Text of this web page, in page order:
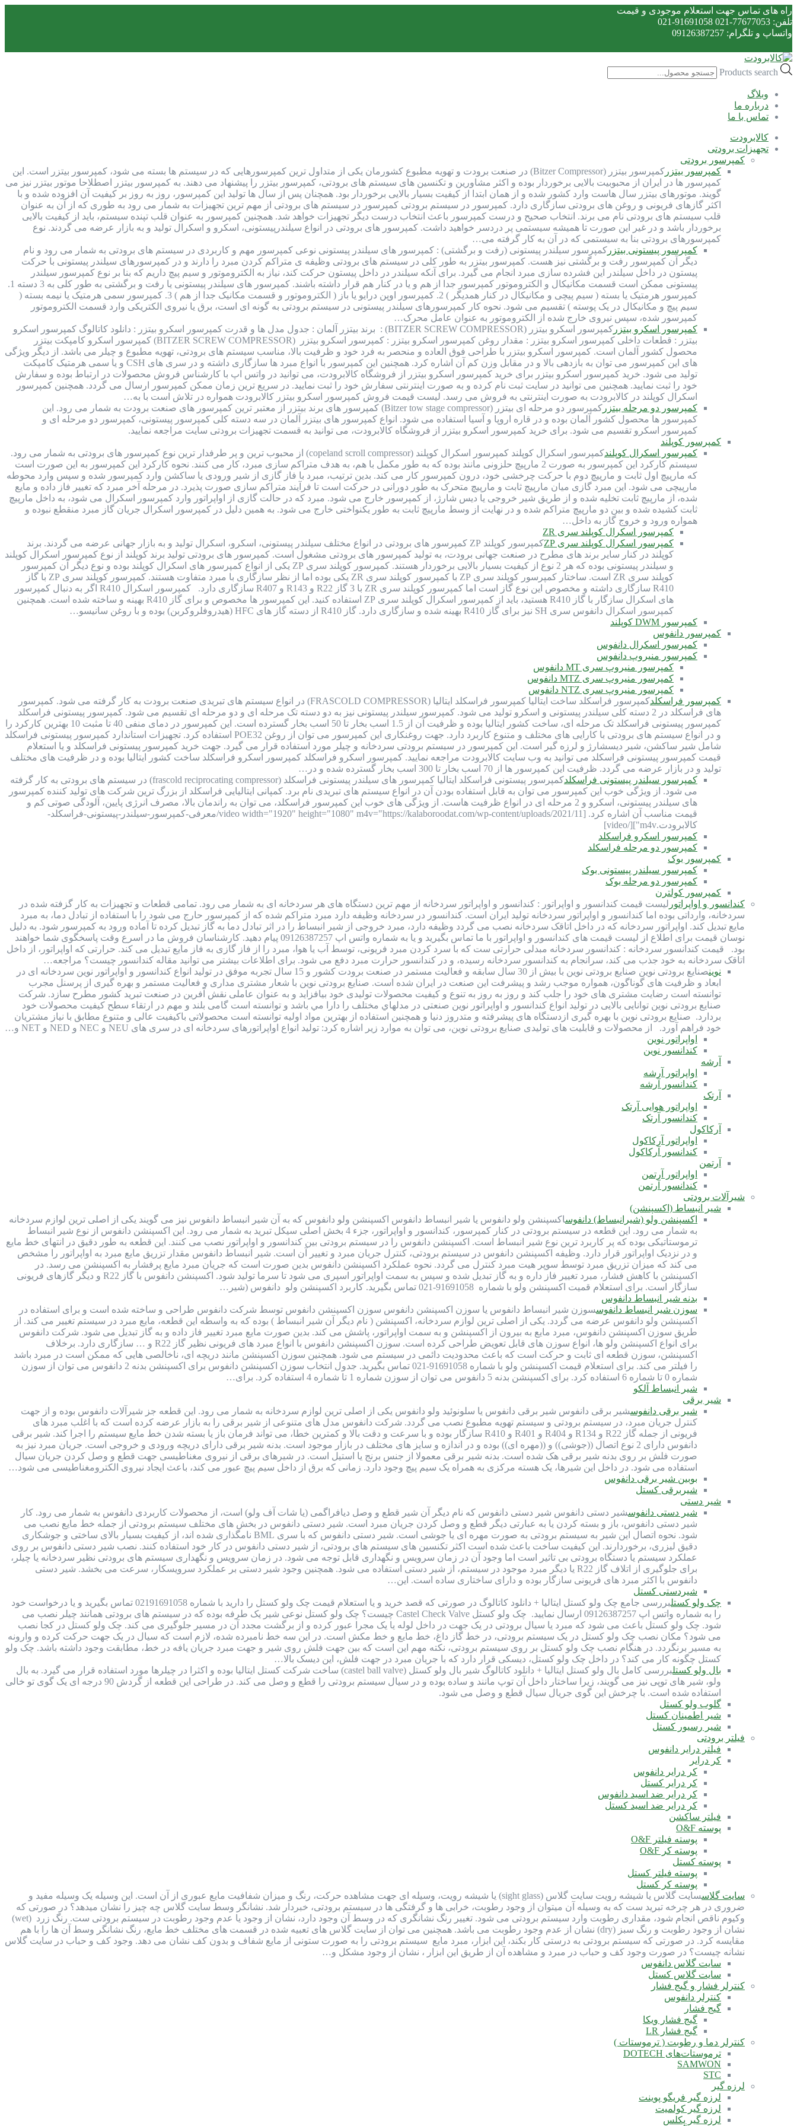
راه های تماس جهت استعلام موجودی و قیمت
تلفن: 77677053-021 91691058-021
واتساپ و تلگرام: 09126387257
Products search
وبلاگ
درباره ما
تماس با ما
کالابرودت
تجهیزات برودتی
کمپرسور برودتی
کمپرسور بیتزر
کمپرسور بیتزر (Bitzer Compressor) در صنعت برودت و تهویه مطبوع کشورمان یکی از متداول ترین کمپرسورهایی که در سیستم ها بسته می شود، کمپرسور بیتزر است. این
کمپرسور ها در ایران از محبوبیت بالایی برخوردار بوده و اکثر مشاورین و تکنسین های سیستم های برودتی، کمپرسور بیتزر را پیشنهاد می دهند. به کمپرسور بیتزر اصطلاحا موتور بیتزر نیز می
گویند. موتورهای بیتزر سال هاست وارد کشور شده و از همان ابتدا از کیفیت بسیار بالایی برخوردار بود. همچنان پس از سال ها تولید این کمپرسور، روز به روز بر کیفیت آن افزوده شده و با
اکثر گازهای فریونی و روغن های برودتی سازگاری دارد. کمپرسور در سیستم برودتی کمپرسور در سیستم های برودتی از مهم ترین تجهیزات به شمار می رود به طوری که از آن به عنوان
قلب سیستم های برودتی نام می برند. انتخاب صحیح و درست کمپرسور باعث انتخاب درست دیگر تجهیزات خواهد شد. همچنین کمپرسور به عنوان قلب تپنده سیستم، باید از کیفیت بالایی
برخوردار باشد و در غیر این صورت تا همیشه سیستمی پر دردسر خواهید داشت. کمپرسور های برودتی در انواع سیلندرپیستونی، اسکرو و اسکرال تولید و به بازار عرضه می گردند. نوع
کمپرسورهای برودتی بنا به سیستمی که در آن به کار گرفته می…
کمپرسور پیستونی بیتزر کمپرسور سیلندر پیستونی (رفت و برگشتی) : کمپرسور های سیلندر پیستونی نوعی کمپرسور مهم و کاربردی در سیستم های برودتی به شمار می رود و نام
دیگر آن کمپرسور رفت و برگشتی نیز هست. کمپرسور بیتزر به طور کلی در سیستم های برودتی وظیفه ی متراکم کردن مبرد را دارند و در کمپرسورهای سیلندر پیستونی با حرکت
پیستون در داخل سیلندر این فشرده سازی مبرد انجام می گیرد. برای آنکه سیلندر در داخل پیستون حرکت کند، نیاز به الکتروموتور و سیم پیچ داریم که بنا بر نوع کمپرسور سیلندر
پیستونی ممکن است قسمت مکانیکال و الکتروموتور کمپرسور جدا از هم و یا در کنار هم قرار داشته باشند. کمپرسور های سیلندر پیستونی یا رفت و برگشتی به طور کلی به 3 دسته 1.
کمپرسور هرمتیک یا بسته ( سیم پیچی و مکانیکال در کنار همدیگر ) 2. کمپرسور اوپن درایو یا باز ( الکتروموتور و قسمت مکانیک جدا از هم ) 3. کمپرسور سمی هرمتیک یا نیمه بسته (
سیم پیچ و مکانیکال در یک پوسته ) تقسیم می شود. نحوه کار کمپرسورهای سیلندر پیستونی در سیستم برودتی به گونه ای است، برق یا نیروی الکتریکی وارد قسمت الکتروموتور
کمپرسور شده، سپس نیروی خارج شده از الکتروموتور به عنوان عامل محرک…
کمپرسور اسکرو بیتزر
کمپرسور اسکرو بیتزر (BITZER SCREW COMPRESSOR) : برند بیتزر آلمان : جدول مدل ها و قدرت کمپرسور اسکرو بیتزر : دانلود کاتالوگ کمپرسور اسکرو
بیتزر : قطعات داخلی کمپرسور اسکرو بیتزر : مقدار روغن کمپرسور اسکرو بیتزر : کمپرسور اسکرو بیتزر (BITZER SCREW COMPRESSOR) کمپرسور اسکرو کامپکت بیتزر
محصول کشور آلمان است. کمپرسور اسکرو بیتزر با طراحی فوق العاده و منحصر به فرد خود و ظرفیت بالا، مناسب سیستم های برودتی، تهویه مطبوع و چیلر می باشد. از دیگر ویژگی
های این کمپرسور می توان به بازدهی بالا و در مقابل وزن کم آن اشاره کرد. همچنین این کمپرسور با انواع مبرد ها سازگاری داشته و در سری های CSH و یا سمی هرمتیک کامپکت
تولید می شود. خرید کمپرسور اسکرو بیتزر برای خرید کمپرسور اسکرو بیتزر از فروشگاه کالابرودت، می توانید در واتس اپ با کارشناس فروش محصولات در ارتباط بوده و سفارش
خود را ثبت نمایید. همچنین می توانید در سایت ثبت نام کرده و به صورت اینترنتی سفارش خود را ثبت نمایید. در سریع ترین زمان ممکن کمپرسور ارسال می گردد. همچنین کمپرسور
اسکرال کوپلند در کالابرودت به صورت اینترنتی به فروش می رسد. لیست قیمت فروش کمپرسور اسکرو بیتزر کالابرودت همواره در تلاش است با به…
کمپرسور دو مرحله بیتزر
کمپرسور دو مرحله ای بیتزر (Bitzer tow stage compressor) کمپرسور های برند بیتزر از معتبر ترین کمپرسور های صنعت برودت به شمار می رود. این
کمپرسور ها محصول کشور آلمان بوده و در قاره اروپا و آسیا استفاده می شود. انواع کمپرسور های بیتزر آلمان در سه دسته کلی کمپرسور پیستونی، کمپرسور دو مرحله ای و
کمپرسور اسکرو تقسیم می شود. برای خرید کمپرسور اسکرو بیتزر از فروشگاه کالابرودت، می توانید به قسمت تجهیزات برودتی سایت مراجعه نمایید.
کمپرسور کوپلند
کمپرسور اسکرال کوپلند
کمپرسور اسکرال کوپلند کمپرسور اسکرال کوپلند (copeland scroll compressor) از محبوب ترین و پر طرفدار ترین نوع کمپرسور های برودتی به شمار می رود.
سیستم کارکرد این کمپرسور به صورت 2 مارپیچ حلزونی مانند بوده که به طور مکمل با هم، به هدف متراکم سازی مبرد، کار می کنند. نحوه کارکرد این کمپرسور به این صورت است
که مارپیچ اول ثابت و مارپیچ دوم با حرکت چرخشی خود، درون کمپرسور کار می کند. بدین ترتیب، مبرد با فاز گازی از شیر ورودی یا ساکشن وارد کمپرسور شده و سپس وارد محوطه
مارپیچی می شود. این مبرد گازی میان مارپیچ ثابت و مارپیچ متحرک به طور دورانی در حرکت است تا فرآیند متراکم سازی صورت پذیرد. در مرحله آخر مبرد که تغییر فاز داده و مایع
شده، از مارپیچ ثابت تخلیه شده و از طریق شیر خروجی یا دیس شارژ، از کمپرسور خارج می شود. مبرد که در حالت گازی از اواپراتور وارد کمپرسور اسکرال می شود، به داخل مارپیچ
ثابت کشیده شده و بین دو مارپیچ متراکم شده و در نهایت از وسط مارپیچ ثابت به طور یکنواختی خارج می شود. به همین دلیل در کمپرسور اسکرال جریان گاز مبرد منقطع نبوده و
همواره ورود و خروج گاز به داخل…
کمپرسور اسکرال کوپلند سری ZR
کمپرسور اسکرال کوپلند سری ZP
کمپرسور کوپلند ZP کمپرسور های برودتی در انواع مختلف سیلندر پیستونی، اسکرو، اسکرال تولید و به بازار جهانی عرضه می گردند. برند
کوپلند در کنار سایر برند های مطرح در صنعت جهانی برودت، به تولید کمپرسور های برودتی مشغول است. کمپرسور های برودتی تولید برند کوپلند از نوع کمپرسور اسکرال کوپلند
و سیلندر پیستونی بوده که هر 2 نوع از کیفیت بسیار بالایی برخوردار هستند. کمپرسور کوپلند سری ZP یکی از انواع کمپرسور های اسکرال کوپلند بوده و نوع دیگر آن کمپرسور
کوپلند سری ZR است. ساختار کمپرسور کوپلند سری ZP با کمپرسور کوپلند سری ZR یکی بوده اما از نظر سازگاری با مبرد متفاوت هستند. کمپرسور کوپلند سری ZP با گاز
R410 سازگاری داشته و مخصوص این نوع گاز است اما کمپرسور کوپلند سری ZR با 3 گاز R22 و R143 و R407 سازگاری دارد. کمپرسور اسکرال R410 اگر به دنبال کمپرسور
های اسکرال سازگار با گاز R410 هستید، باید از کمپرسور اسکرال کوپلند سری ZP استفاده کنید. این کمپرسور ها مخصوص و برای گاز R410 بهینه و ساخته شده است. همچنین
کمپرسور اسکرال دانفوس سری SH نیز برای گاز R410 بهینه شده و سازگاری دارد. گاز R410 از دسته گاز های HFC (هیدروفلروکربن) بوده و با روغن سانیسو…
کمپرسور DWM کوپلند
کمپرسور دانفوس
کمپرسور اسکرال دانفوس
کمپرسور منیروپ دانفوس
کمپرسور منیروپ سری MT دانفوس
کمپرسور منیروپ سری MTZ دانفوس
کمپرسور منیروپ سری NTZ دانفوس
کمپرسور فراسکلد
کمپرسور فراسکلد ساخت ایتالیا کمپرسور فراسکلد ایتالیا (FRASCOLD COMPRESSOR) در انواع سیستم های تبریدی صنعت برودت به کار گرفته می شود. کمپرسور
های فراسکلد در 2 دسته کلی سیلندر پیستونی و اسکرو تولید می شود. کمپرسور سیلندر پیستونی نیز به دو دسته تک مرحله ای و دو مرحله ای تقسیم می شود. کمپرسور پیستونی فراسکلد
کمپرسور پیستونی فراسکلد تک مرحله ای، ساخت کشور ایتالیا بوده و ظرفیت آن از 1.5 اسب بخار تا 50 اسب بخار گسترده است. این کمپرسور در دمای منفی 40 تا مثبت 10 بهترین کارکرد را
و در انواع سیستم های برودتی با کارایی های مختلف و متنوع کاربرد دارد. جهت روغنکاری این کمپرسور می توان از روغن POE32 استفاده کرد. تجهیزات استاندارد کمپرسور پیستونی فراسکلد
شامل شیر ساکشن، شیر دیسشارژ و لرزه گیر است. این کمپرسور در سیستم برودتی سردخانه و چیلر مورد استفاده قرار می گیرد. جهت خرید کمپرسور پیستونی فراسکلد و یا استعلام
قیمت کمپرسور پیستونی فراسکلد می توانید به وب سایت کالابرودت مراجعه نمایید. کمپرسور اسکرو فراسکلد کمپرسور اسکرو فراسکلد ساخت کشور ایتالیا بوده و در ظرفیت های مختلف
تولید و در بازار عرضه می گردد. ظرفیت این کمپرسور ها از 70 اسب بخار تا 300 اسب بخار گسترده شده و در…
کمپرسور سیلندر پیستونی فراسکلد
کمپرسور پیستونی فراسکلد ایتالیا کمپرسور های سیلندر پیستونی فراسکلد (frascold reciprocating compressor) در سیستم های برودتی به کار گرفته
می شود. از ویژگی خوب این کمپرسور می توان به قابل استفاده بودن آن در انواع سیستم های تبریدی نام برد. کمپانی ایتالیایی فراسکلد از بزرگ ترین شرکت های تولید کننده کمپرسور
های سیلندر پیستونی، اسکرو و 2 مرحله ای در انواع ظرفیت هاست. از ویژگی های خوب این کمپرسور فراسکلد، می توان به راندمان بالا، مصرف انرژی پایین، آلودگی صوتی کم و
قیمت مناسب آن اشاره کرد. [video width="1920" height="1080" m4v="https://kalaboroodat.com/wp-content/uploads/2021/11/معرفی-کمپرسور-سیلندر-پیستونی-فراسکلد-
کالابرودت.m4v"][/video]
کمپرسور اسکرو فراسکلد
کمپرسور دو مرحله فراسکلد
کمپرسور بوک
کمپرسور سیلندر پیستونی بوک
کمپرسور دو مرحله بوک
کمپرسور کولترن
کندانسور و اواپراتور لیست قیمت کندانسور و اواپراتور : کندانسور و اواپراتور سردخانه از مهم ترین دستگاه های هر سردخانه ای به شمار می رود. تمامی قطعات و تجهیزات به کار گزفته شده در
سردخانه، وارداتی بوده اما کندانسور و اواپراتور سردخانه تولید ایران است. کندانسور در سردخانه وظیفه دارد مبرد متراکم شده که از کمپرسور حارج می شود را با استفاده از تبادل دما، به مبرد
مایع تبدیل کند. اواپراتور سردخانه که در داخل اتاقک سردخانه نصب می گردد وظیفه دارد، مبرد خروجی از شیر انبساط را در اثر تبادل دما به گاز تبدیل کرده تا آماده ورود به کمپرسور شود. به دلیل
نوسان قیمت برای اطلاع از لیست قیمت های کندانسور و اواپراتور با ما تماس بگیرید و یا به شماره واتس اپ 09126387257 پیام دهید. کارشناسان فروش ما در اسرع وقت پاسخگوی شما خواهند
بود. قیمت کندانسور سردخانه : کندانسور سردخانه مبدلی حرارتی ست که با سرد کردن مبرد فریونی، توسط آب یا هوا، مبرد را از فاز گازی به فاز مایع تبدیل می کند. حرارتی که اواپراتور، از داخل
اتاقک سردخانه به خود جذب می کند، سرانجام به کندانسور سردخانه رسیده، و در کندانسور حرارت مبرد دفع می شود. برای اطلاعات بیشتر می توانید مقاله کندانسور چیست؟ مراجعه…
نوین
صنایع برودتی نوین صنایع برودتی نوین با بیش از 30 سال سابقه و فعالیت مستمر در صنعت برودت کشور و 15 سال تجربه موفق در تولید انواع کندانسور و اواپراتور نوین سردخانه ای در
ابعاد و ظرفیت های گوناگون، همواره موجب رشد و پیشرفت این صنعت در ایران شده است. صنایع برودتی نوین با شعار مشتری مداری و فعالیت مستمر و بهره گیری از پرسنل مجرب
توانسته است رضایت مشتری های خود را جلب کند و روز به روز به تنوع و کیفیت محصولات تولیدی خود بیافزاید و به عنوان عاملی نقش آفرین در صنعت تبرید کشور مطرح سازد. شرکت
صنايع برودتی نوين توانايی بالایی در توليد انواع کندانسور و اواپراتور نوین صنعتی در مدلهاي مختلف را دارا مي باشد و توانسته است گامی بلند و مهم در ارتقاء سطح کيفيت محصولات خود
بردارد. صنایع برودتی نوین با بهره گيری ازدستگاه های پيشرفته و متدروز دنيا و همچنين استفاده از بهترين مواد اوليه توانسته است محصولاتی باکيفيت عالی و متنوع مطابق با نياز مشتريان
خود فراهم آورد. از محصولات و قابلیت های تولیدی صنایع برودتی نوین، می توان به موارد زیر اشاره کرد: تولید انواع اواپراتورهای سردخانه ای در سری های NEU و NEC و NED و NET و…
اواپراتور نوین
کندانسور نوین
آرشه
اواپراتور آرشه
کندانسور آرشه
آرتک
اواپراتور هوایی آرتک
کندانسور آرتک
آرکاکول
اواپراتور آرکاکول
کندانسور آرکاکول
آرتمن
اواپراتور آرتمن
کندانسور آرتمن
شیرآلات برودتی
شیر انبساط (اکسپنشن)
اکسپنشن ولو (شیرانبساط) دانفوساکسپنشن ولو دانفوس یا شیر انبساط دانفوس اکسپنشن ولو دانفوس که به آن شیر انبساط دانفوس نیز می گویند یکی از اصلی ترین لوازم سردخانه
به شمار می رود. این قطعه در سیستم برودتی در کنار کمپرسور، کندانسور و اواپراتور، جزء 4 بخش اصلی سیکل تبرید به شمار می رود. این اکسپنشن دانفوس از نوع شیر انبساط
ترموستاتیکی بوده که پر کاربرد ترین نوع شیر انبساط است. اکسپنشن دانفوس را در سیستم برودتی بین کندانسور و اواپراتور نصب می کنند. این قطعه به طور دقیق در انتهای خط مایع
و در نزدیک اواپراتور قرار دارد. وظیفه اکسپنشن دانفوس در سیستم برودتی، کنترل جریان مبرد و تغییر آن است. شیر انبساط دانفوس مقدار تزریق مایع مبرد به اواپراتور را مشخص
می کند که میزان تزریق مبرد توسط سوپر هیت مبرد کنترل می گردد. نحوه عملکرد اکسپنشن دانفوس بدین صورت است که جریان مبرد مایع پرفشار به اکسپنشن می رسد. در
اکسپنشن با کاهش فشار، مبرد تغییر فاز داره و به گاز تبدیل شده و سپس به سمت اواپراتور اسپری می شود تا سرما تولید شود. اکسپنشن دانفوس با گاز R22 و دیگر گازهای فریونی
سازگار است. برای استعلام قمیت اکسپنشن ولو با شماره 91691058-021 تماس بگیرید. کاربرد اکسپنشن ولو دانفوس (شیر…
بدنه شیر انبساط دانفوس
سوزن شیر انبساط دانفوسسوزن شیر انبساط دانفوس یا سوزن اکسپنشن دانفوس سوزن اکسپنشن دانفوس توسط شرکت دانفوس طراحی و ساخته شده است و برای استفاده در
اکسپنشن ولو دانفوس عرضه می گردد. یکی از اصلی ترین لوازم سردخانه، اکسپنشن ( نام دیگر آن شیر انبساط ) بوده که به واسطه این قطعه، مایع مبرد در سیستم تغییر می کند. از
طریق سوزن اکسپنشن دانفوس، مبرد مایع به بیرون از اکسپنشن و به سمت اواپراتور، پاشش می کند. بدین صورت مایع مبرد تغییر فاز داده و به گاز تبدیل می شود. شرکت دانفوس
برای انواع اکسپنشن ولو ها، انواع سوزن های قابل تعویض طراحی کرده است. سوزن اکسپنشن دانفوس با انواع مبرد های فریونی نظیر گاز R22 و … سازگاری دارد. برخلاف
اکسپنشن، سوزن قطعه ای ثابت و حرکت است که باعث محدودیت دائمی در سیستم می شود. همچنین سوزن اکسپنشن مانند دریچه ای، ناخالصی هایی که ممکن است در مبرد باشد
را فیلتر می کند. برای استعلام قیمت اکسپنشن ولو با شماره 91691058-021 تماس بگیرید. جدول انتخاب سوزن اکسپنشن دانفوس برای اکسپنشن بدنه 2 دانفوس می توان از سوزن
شماره 0 تا شماره 6 استفاده کرد. برای اکسپنشن بدنه 5 دانفوس می توان از سوزن شماره 1 تا شماره 4 استفاده کرد. برای…
شیر انبساط آلکو
شیر برقی
شیر برقی دانفوسشیر برقی دانفوس شیر برقی دانفوس یا سلونوئید ولو دانفوس یکی از اصلی ترین لوازم سردخانه به شمار می رود. این قطعه جز شیرآلات دانفوس بوده و از جهت
کنترل جریان مبرد، در سیستم برودتی و سیستم تهویه مطبوع نصب می گردد. شرکت دانفوس مدل های متنوعی از شیر برقی را به بازار عرضه کرده است که با اغلب مبرد های
فریونی از جمله گاز R22 و R134 و R404 و R401 و R410 سازگار بوده و با سرعت و دقت بالا و کمترین خطا، می تواند فرمان باز یا بسته شدن خط مایع سیستم را اجرا کند. شیر برقی
دانفوس دارای 2 نوع اتصال ((جوشی)) و ((مهره ای)) بوده و در اندازه و سایز های مختلف در بازار موجود است. بدنه شیر برقی دارای دریچه ورودی و خروجی است. جریان مبرد نیز به
صورت فلش بر روی بدنه شیر برقی هک شده است. بدنه شیر برقی معمولا از جنس برنج یا استیل است. در شیرهای برقی از نیروی مغناطیسی جهت قطع و وصل کردن جریان سیال
استفاده می شود. در داخل این شیرها، یک هسته مرکزی به همراه یک سیم پیچ وجود دارد. زمانی که برق از داخل سیم پیچ عبور می کند، باعث ایجاد نیروی الکترومغناطیسی می شود…
بوبین شیر برقی دانفوس
شیربرقی کستل
شیر دستی
شیر دستی دانفوسشیر دستی دانفوس شیر دستی دانفوس که نام دیگر آن شیر قطع و وصل دیافراگمی (یا شات آف ولو) است، از محصولات کاربردی دانفوس به شمار می رود. کار
شیر دستی دانفوس، باز و بسته کردن یا به عبارتی دیگر قطع و وصل کردن جریان مبرد است. شیر دستی دانفوس در بخش های مختلف سیستم برودتی از جمله خط مایع نصب می
شود. نحوه اتصال این شیر به سیستم برودتی به صورت مهره ای یا جوشی است. شیر دستی دانفوس که با سری BML نامگذاری شده اند، از کیفیت بسیار بالای ساختی و جوشکاری
دقیق لیزری، برخوردارند. این کیفیت ساخت باعث شده است اکثر تکنسین های سیستم های برودتی، از شیر دستی دانفوس در کار خود استفاده کنند. نصب شیر دستی دانفوس بر روی
عملکرد سیستم یا دستگاه برودتی بی تاثیر است اما وجود آن در زمان سرویس و نگهداری قابل توجه می شود. در زمان سرویس و نگهداری سیستم های برودتی نظیر سردخانه یا چیلر،
برای جلوگیری از اتلاف گاز R22 یا دیگر مبرد موجود در سیستم، از شیر دستی استفاده می شود. همچنین وجود شیر دستی بر عملکرد سرویسکار، سرعت می بخشد. شیر دستی
دانفوس با اکثر مبرد های فریونی سازگار بوده و دارای ساختاری ساده است. این…
شیردستی کستل
چک ولو کستل
بررسی جامع چک ولو کستل ایتالیا + دانلود کاتالوگ در صورتی که قصد خرید و یا استعلام قیمت چک ولو کستل را دارید با شماره 02191691058 تماس بگیرید و یا درخواست خود
را به شماره واتس اپ 09126387257 ارسال نمایید. چک ولو کستل Castel Check Valve چیست؟ چک ولو کستل نوعی شیر یک طرفه بوده که در سیستم های برودتی همانند چیلر نصب می
شود. چک ولو کستل باعث می شود که مبرد یا سیال برودتی در یک جهت در داخل لوله یا یک مجرا عبور کرده و از برگشت مجدد آن در مسیر جلوگیری می کند. چک ولو کستل در کجا نصب
می شود؟ مکان نصب چک ولو کستل در یک سیستم برودتی، در خط گاز داغ، خط مایع و خط مکش است. در این سه خط نامبرده شده، لازم است که سیال در یک جهت حرکت کرده و وارونه
به مسیر برنگردد. در هنگام نصب چک ولو کستل بر روی سیستم برودتی، نکته مهم این است که بین جهت فلش روی شیر و جهت مبرد جریان یافه در خط، مطابقت وجود داشته باشد. چک ولو
کستل چگونه کار می کند؟ در داخل چک ولو کستل، دیسکی قرار دارد که با جریان مبرد در جهت فلش، این دیسک بالا…
بال ولو کستل
بررسی کامل بال ولو کستل ایتالیا + دانلود کاتالوگ شیر بال ولو کستل (castel ball valve) ساخت شرکت کستل ایتالیا بوده و اکثرا در چیلرها مورد استفاده قرار می گیرد. به بال
ولو، شیر های توپی نیز می گویند، زیرا ساختار داخل آن توپ مانند و ساده بوده و در سیال سیستم برودتی را قطع و وصل می کند. در طراحی این قطعه از گردش 90 درجه ای یک گوی تو خالی
استفاده شده است. با چرخش این گوی جریال سیال قطع و وصل می شود.
گلوب ولو کستل
شیر اطمینان کستل
شیر رسیور کستل
فیلتر برودتی
فیلتر درایر دانفوس
کر درایر
کر درایر دانفوس
کر درایر کستل
کر درایر ضد اسید دانفوس
کر درایر ضد اسید کستل
فیلتر ساکشن
پوسته O&F
پوسته فیلتر O&F
پوسته کر O&F
پوسته کستل
پوسته فیلتر کستل
پوسته کر کستل
سایت گلاس
سایت گلاس یا شیشه رویت سایت گلاس (sight glass) یا شیشه رویت، وسیله ای جهت مشاهده حرکت، رنگ و میزان شفافیت مایع عبوری از آن است. این وسیله یک وسیله مفید و
ضروری در هر چرخه تبرید ست که به وسیله آن میتوان از وجود رطوبت، خرابی ها و گرفتگی ها در سیستم برودتی، خبردار شد. نشانگر وسط سایت گلاس چه چیز را نشان میدهد؟ در صورتی که
وکیوم ناقص انجام شود، مقداری رطوبت وارد سیستم برودتی می شود. تغییر رنگ نشانگری که در وسط آن وجود دارد، نشان از وجود یا عدم وجود رطوبت در سیستم برودتی ست. رنگ زرد (wet)
نشان از وجود رطوبت و رنگ سبز (dry) نشان از عدم وجود رطوبت می باشد. همچنین می توان از سایت گلاس های تعبیه شده در قسمت های مختلف خط مایع، رنگ نشانگر وسط آن ها را با هم
مقایسه کرد. در صورتی که سیستم برودتی به درستی کار بکند، این ابزار، مبرد مایع سیستم برودتی را به صورت ستونی از مایع شفاف و بدون کف نشان می دهد. وجود کف و حباب در سایت گلاس
نشانه چیست؟ در صورت وجود کف و حباب در مبرد و مشاهده آن از طریق این ابزار ، نشان از وجود مشکل و…
سایت گلاس دانفوس
سایت گلاس کستل
کنترلر فشار و گیج فشار
کنترلر دانفوس
گیج فشار
گیج فشار ویکا
گیج فشار LR
کنترلر دما و رطوبت ( ترموستات )
ترموستات‌های DOTECH
SAMWON
STC
لرزه گیر
لرزه گیر فریگو پوینت
لرزه گیر کولمیت
لرزه گیر پکلس